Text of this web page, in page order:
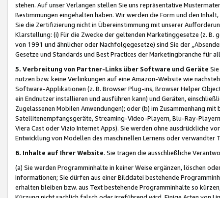
stehen. Auf unser Verlangen stellen Sie uns repräsentative
Bestimmungen eingehalten haben. Wir werden die Form und den
Sie die Zertifizierung nicht in Übereinstimmung mit unserer
Klarstellung: (i) Für die Zwecke der geltenden Marketinggesetze (z. B.
von 1991 und ähnlicher oder Nachfolgegesetze) sind Sie der
Gesetze und Standards und Best Practices der Marketingbranche für
5. Verbreitung von Partner-Links über Software und Geräte
nutzen bzw. keine Verlinkungen auf eine Amazon-Website wie
Software-Applikationen (z. B. Browser Plug-ins, Browser Helper
ein Endnutzer installieren und ausführen kann) und Geräten,
Zugelassenen Mobilen Anwendungen); oder (b) im Zusammenhang
Satellitenempfangsgeräte, Streaming-Video-Playern, Blu-Ray-
Viera Cast oder Vizio Internet Apps). Sie werden ohne ausdrückliche
Entwicklung von Modellen des maschinellen Lernens oder
6. Inhalte auf Ihrer Website. Sie tragen die ausschließliche
(a) Sie werden Programminhalte in keiner Weise ergänzen, löschen
Informationen; Sie dürfen aus einer Bilddatei bestehende
erhalten bleiben bzw. aus Text bestehende Programminhalte so